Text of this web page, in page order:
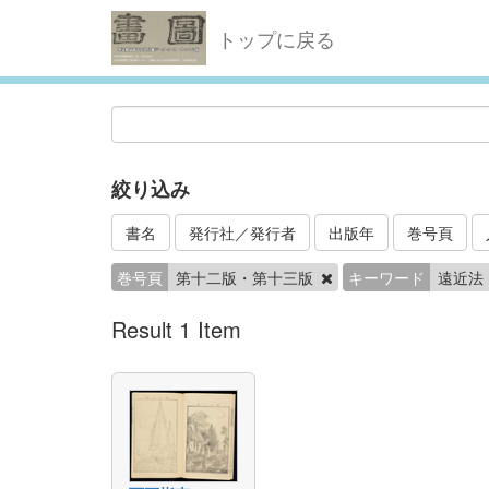
トップに戻る
絞り込み
書名 発行社／発行者 出版年 巻号頁
巻号頁 第十二版・第十三版 キーワード 遠近法
Result 1 Item